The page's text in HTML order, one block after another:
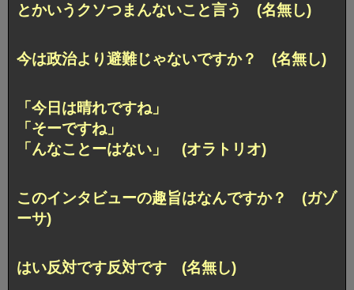
とかいうクソつまんないこと言う (名無し)
今は政治より避難じゃないですか？ (名無し)
「今日は晴れですね」
「そーですね」
「んなことーはない」 (オラトリオ)
このインタビューの趣旨はなんですか？ (ガゾ
ーサ)
はい反対です反対です (名無し)